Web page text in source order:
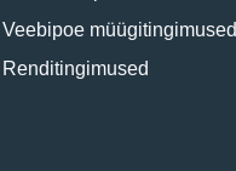
Veebipoe müügitingimused
Renditingimused